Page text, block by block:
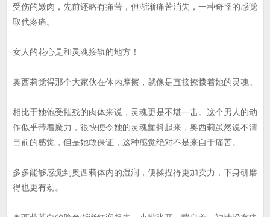
受伤的嫩肉，先前还略有痛苦，但渐渐痛苦消失，一种奇怪的感觉
取代疼痛。
女人的花心是和灵魂接轨的地方！
奥西莉觉得那个大家伙在体内摩擦，就像是直接撩拨着她的灵魂。
相比于她饱受摧残的肉体来说，灵魂更是不堪一击。这个男人的动
作似乎带着魔力，很快便令她的灵魂颤抖起来，奥西莉虽然说不清
目前的感觉，但是她敢保证，这种感觉绝对不是来自于痛苦。
多多能够感觉到奥西莉体内的湿润，便揉捏得更加卖力，下身研磨
得也更有劲。